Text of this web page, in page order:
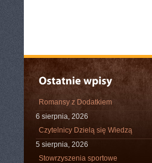
Romansy z Dodatkiem
6 sierpnia, 2026
Czytelnicy Dzielą się Wiedzą
5 sierpnia, 2026
Stowrzyszenia sportowe